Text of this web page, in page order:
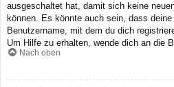
ausgeschaltet hat, damit sich keine
können. Es könnte auch sein, dass
Benutzername, mit dem du dich
Um Hilfe zu erhalten, wende dich an die
Nach oben